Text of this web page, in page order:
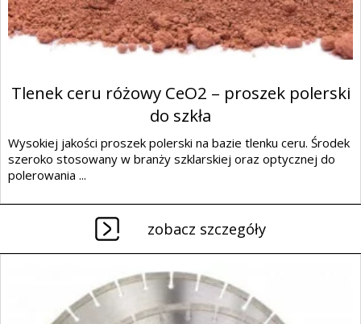
Tlenek ceru różowy CeO2 – proszek polerski
do szkła
Wysokiej jakości proszek polerski na bazie tlenku ceru. Środek
szeroko stosowany w branży szklarskiej oraz optycznej do
polerowania ...
zobacz szczegóły